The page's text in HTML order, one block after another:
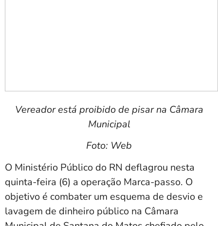
Vereador está proibido de pisar na Câmara
Municipal
Foto: Web
O Ministério Público do RN deflagrou nesta
quinta-feira (6) a operação Marca-passo. O
objetivo é combater um esquema de desvio e
lavagem de dinheiro público na Câmara